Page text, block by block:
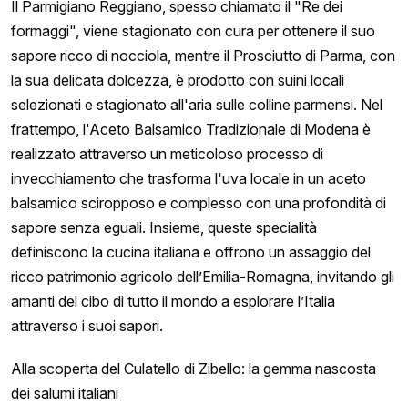
Il Parmigiano Reggiano, spesso chiamato il "Re dei
formaggi", viene stagionato con cura per ottenere il suo
sapore ricco di nocciola, mentre il Prosciutto di Parma, con
la sua delicata dolcezza, è prodotto con suini locali
selezionati e stagionato all'aria sulle colline parmensi. Nel
frattempo, l'Aceto Balsamico Tradizionale di Modena è
realizzato attraverso un meticoloso processo di
invecchiamento che trasforma l'uva locale in un aceto
balsamico sciropposo e complesso con una profondità di
sapore senza eguali. Insieme, queste specialità
definiscono la cucina italiana e offrono un assaggio del
ricco patrimonio agricolo dell’Emilia-Romagna, invitando gli
amanti del cibo di tutto il mondo a esplorare l’Italia
attraverso i suoi sapori.
Alla scoperta del Culatello di Zibello: la gemma nascosta
dei salumi italiani